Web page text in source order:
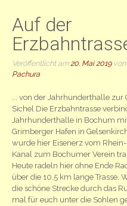
Auf der
Veröffentlicht am20. Mai 2019von
Pachura
... von der Jahrhunderthalle
Sichel Die Erzbahntrasse
Jahrhunderthalle in Bochum
Grimberger Hafen in
wurde hier Eisenerz vom
Kanal zum Bochumer Verein
Heute radeln hier ohne Ende
über die 10,5 km lange Trasse.
die schöne Strecke durch das
mal für euch unter die Sohlen